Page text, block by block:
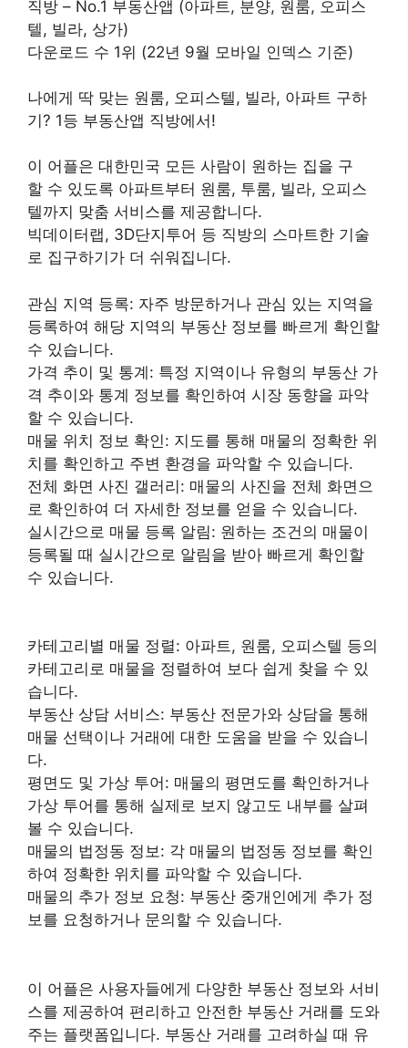
직방 – No.1 부동산앱 (아파트, 분양, 원룸, 오피스
텔, 빌라, 상가)
다운로드 수 1위 (22년 9월 모바일 인덱스 기준)
나에게 딱 맞는 원룸, 오피스텔, 빌라, 아파트 구하
기? 1등 부동산앱 직방에서!
이 어플은 대한민국 모든 사람이 원하는 집을 구
할 수 있도록 아파트부터 원룸, 투룸, 빌라, 오피스
텔까지 맞춤 서비스를 제공합니다.
빅데이터랩, 3D단지투어 등 직방의 스마트한 기술
로 집구하기가 더 쉬워집니다.
관심 지역 등록: 자주 방문하거나 관심 있는 지역을
등록하여 해당 지역의 부동산 정보를 빠르게 확인할
수 있습니다.
가격 추이 및 통계: 특정 지역이나 유형의 부동산 가
격 추이와 통계 정보를 확인하여 시장 동향을 파악
할 수 있습니다.
매물 위치 정보 확인: 지도를 통해 매물의 정확한 위
치를 확인하고 주변 환경을 파악할 수 있습니다.
전체 화면 사진 갤러리: 매물의 사진을 전체 화면으
로 확인하여 더 자세한 정보를 얻을 수 있습니다.
실시간으로 매물 등록 알림: 원하는 조건의 매물이
등록될 때 실시간으로 알림을 받아 빠르게 확인할
수 있습니다.
카테고리별 매물 정렬: 아파트, 원룸, 오피스텔 등의
카테고리로 매물을 정렬하여 보다 쉽게 찾을 수 있
습니다.
부동산 상담 서비스: 부동산 전문가와 상담을 통해
매물 선택이나 거래에 대한 도움을 받을 수 있습니
다.
평면도 및 가상 투어: 매물의 평면도를 확인하거나
가상 투어를 통해 실제로 보지 않고도 내부를 살펴
볼 수 있습니다.
매물의 법정동 정보: 각 매물의 법정동 정보를 확인
하여 정확한 위치를 파악할 수 있습니다.
매물의 추가 정보 요청: 부동산 중개인에게 추가 정
보를 요청하거나 문의할 수 있습니다.
이 어플은 사용자들에게 다양한 부동산 정보와 서비
스를 제공하여 편리하고 안전한 부동산 거래를 도와
주는 플랫폼입니다. 부동산 거래를 고려하실 때 유